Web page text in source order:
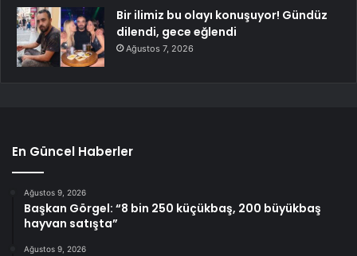
Bir ilimiz bu olayı konuşuyor! Gündüz
dilendi, gece eğlendi
Ağustos 7, 2026
En Güncel Haberler
Ağustos 9, 2026
Başkan Görgel: “8 bin 250 küçükbaş, 200 büyükbaş
hayvan satışta”
Ağustos 9, 2026